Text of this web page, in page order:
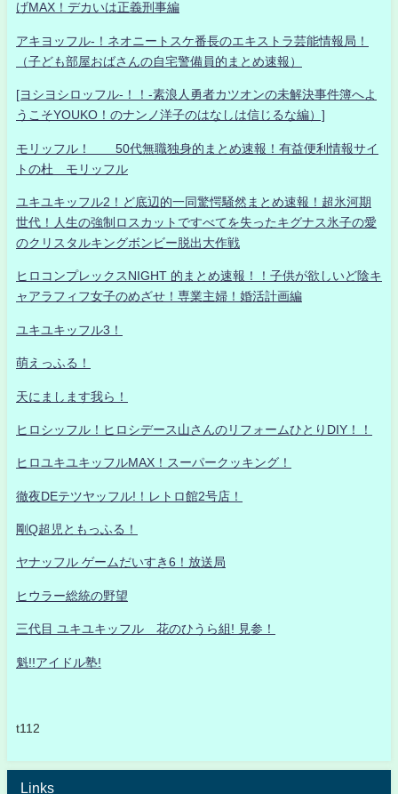
げMAX！デカいは正義刑事編
アキヨッフル-！ネオニートスケ番長のエキストラ芸能情報局！
（子ども部屋おばさんの自宅警備員的まとめ速報）
[ヨシヨシロッフル-！！-素浪人勇者カツオンの未解決事件簿へよ
うこそYOUKO！のナンノ洋子のはなしは信じるな編）]
モリッフル！ 50代無職独身的まとめ速報！有益便利情報サイ
トの杜 モリッフル
ユキユキッフル2！ど底辺的一同驚愕騒然まとめ速報！超氷河期
世代！人生の強制ロスカットですべてを失ったキグナス氷子の愛
のクリスタルキングボンビー脱出大作戦
ヒロコンプレックスNIGHT 的まとめ速報！！子供が欲しいど陰キ
ャアラフィフ女子のめざせ！専業主婦！婚活計画編
ユキユキッフル3！
萌えっふる！
天にまします我ら！
ヒロシッフル！ヒロシデース山さんのリフォームひとりDIY！！
ヒロユキユキッフルMAX！スーパークッキング！
徹夜DEテツヤッフル!！レトロ館2号店！
剛Q超児ともっふる！
ヤナッフル ゲームだいすき6！放送局
ヒウラー総統の野望
三代目 ユキユキッフル 花のひうら組! 見参！
魁!!アイドル塾!
t112
Links